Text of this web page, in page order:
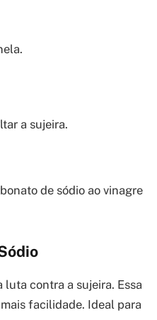
a sujeira.
de sódio ao vinagre
contra a sujeira. Essa
facilidade. Ideal para